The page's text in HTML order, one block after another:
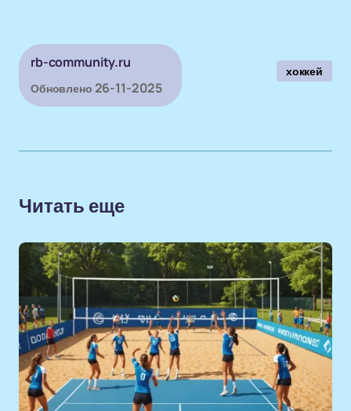
rb-community.ru
Обновлено 26-11-2025
хоккей
Читать еще